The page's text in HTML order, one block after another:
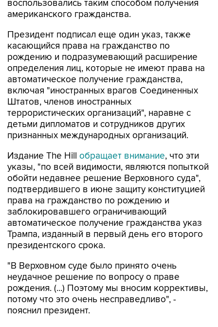
Президент подписал еще один указ, также
рождению и подразумевающий расширение
определения лиц, которые не имеют права на
автоматическое получение гражданства,
включая "иностранных врагов Соединенных
Штатов, членов иностранных
террористических организаций", наравне с
детьми дипломатов и сотрудников других
признанных международных организаций.
Издание The Hillобращает внимание, что эти
обойти недавнее решение Верховного суда",
подтвердившего в июне защиту конституцией
права на гражданство по рождению и
заблокировавшего ограничивающий
автоматическое получение гражданства указ
Трампа, изданный в первый день его второго
президентского срока.
"В Верховном суде было принято очень
рождения. (...) Поэтому мы вносим коррективы,
потому что это очень несправедливо", -
пояснил президент.
Газета отмечает, что два новых указа